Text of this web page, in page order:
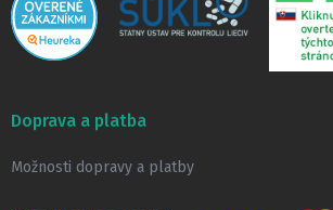
Doprava a platba
Možnosti dopravy a platby